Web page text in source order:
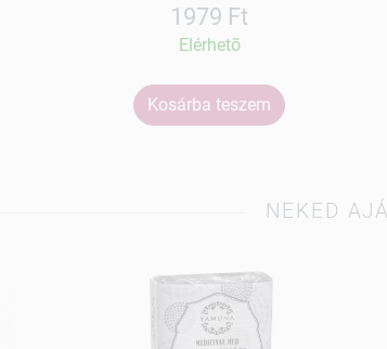
1979 Ft
Elérhetõ
Kosárba teszem
NEKED